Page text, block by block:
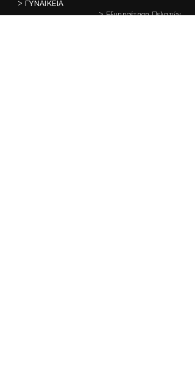
> ΓΥΝΑΙΚΕΙΑ
> Εξυπηρέτηση Πελατών